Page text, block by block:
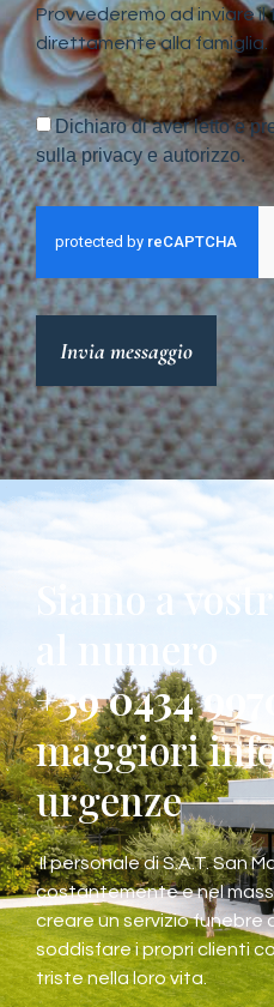
Provvederemo ad inviare
direttamente alla famiglia.
Dichiaro di aver letto e
sulla privacy e autorizzo.
Invia messaggio
Siamo a
al numero
+39 0434
maggiori
urgenze
Il personale di S.A.T. San
costantemente e nel
creare un servizio funebre
soddisfare i propri clienti
triste nella loro vita.